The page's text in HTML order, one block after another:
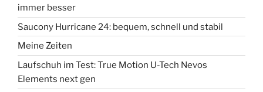
immer besser
Saucony Hurricane 24: bequem, schnell und stabil
Meine Zeiten
Laufschuh im Test: True Motion U-Tech Nevos
Elements next gen